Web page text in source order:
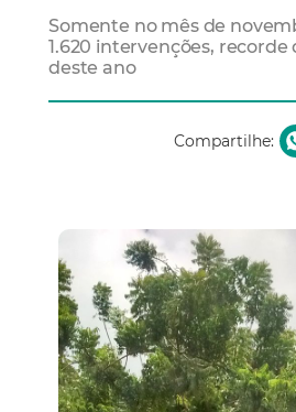
Somente no mês de
1.620 intervenções,
deste ano
Compartilhe: